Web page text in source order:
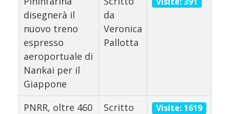
disegnerà il
nuovo treno
espresso
aeroportuale di
Nankai per il
Giappone
da
Veronica
Pallotta
PNRR, oltre 460
Scritto
Visite: 1619